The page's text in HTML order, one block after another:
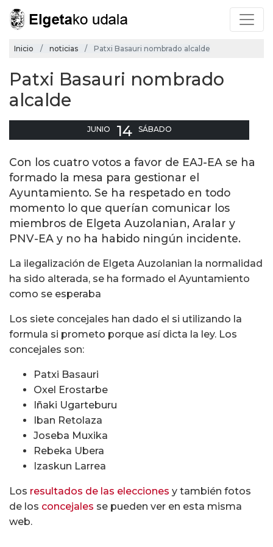
Inicio noticias Patxi Basauri nombrado alcalde
Patxi Basauri nombrado
alcalde
JUNIO 14 SÁBADO
Con los cuatro votos a favor de EAJ-EA se ha
formado la mesa para gestionar el
Ayuntamiento. Se ha respetado en todo
momento lo que querían comunicar los
miembros de Elgeta Auzolanian, Aralar y
PNV-EA y no ha habido ningún incidente.
La ilegalización de Elgeta Auzolanian la normalidad
ha sido alterada, se ha formado el Ayuntamiento
como se esperaba
Los siete concejales han dado el si utilizando la
formula si prometo porque así dicta la ley. Los
concejales son:
Patxi Basauri
Oxel Erostarbe
Iñaki Ugarteburu
Iban Retolaza
Joseba Muxika
Rebeka Ubera
Izaskun Larrea
Los resultados de las elecciones y también fotos
de los concejales se pueden ver en esta misma
web.